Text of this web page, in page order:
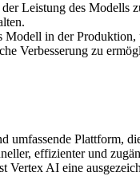
Leistung des Modells
Modell in der
Verbesserung zu
umfassende Plattform,
effizienter und
Vertex AI eine